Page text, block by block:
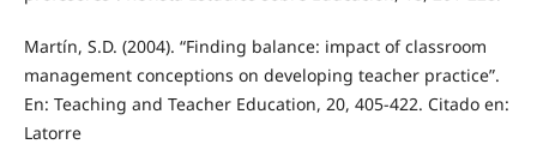
Martín, S.D. (2004). “Finding balance: impact of classroom
management conceptions on developing teacher practice”.
En: Teaching and Teacher Education, 20, 405-422. Citado en:
Latorre